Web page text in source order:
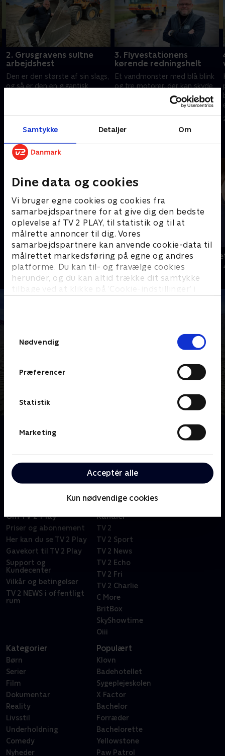
Samtykke Detaljer Om
Dine data og cookies
Vi bruger egne cookies og cookies fra
samarbejdspartnere for at give dig den bedste
oplevelse af TV 2 PLAY, til statistik og til at
målrette annoncer til dig. Vores
samarbejdspartnere kan anvende cookie-data til
målrettet markedsføring på egne og andres
platforme. Du kan til- og fravælge cookies
herunder, og du kan altid trække dit samtykke
tilbage ved at klikke på ’Cookie-indstillinger’ i
Nødvendig
Præferencer
Statistik
Marketing
Acceptér alle
Kun nødvendige cookies
2. Grusgravens sultne
arbejdshest
Den er den største af sin slags,
og så er den en gigantisk
hvordan går det, når en amatør
3. Flyvestationens
kørende redningshelt
Et vandmonster med blå blink
og tre motorer, der kan skyde
9.000 liter vand på bare to
minutter. Flyvestation Karup
huser brandbekæmpelsens
Andre så også
Julelys for millioner
2022 • Livsstil • 46 min
Jul på
2020 • Livsstil •
Om Giga
De er store, de er brølstærke, og så er de vanvittigt
Midt- og Vestjylland.
Om TV 2 Play
Priser og abonnement
Her kan du se TV 2 Play
Gavekort til TV 2 Play
Support og
Kundecenter
Vilkår og betingelser
TV 2 NEWS i offentligt
rum
Kanaler
TV 2
TV 2 Sport
TV 2 News
TV 2 Echo
TV 2 Fri
TV 2 Charlie
C More
BritBox
SkyShowtime
Oiii
Kategorier
Børn
Serier
Film
Dokumentar
Reality
Livsstil
Underholdning
Comedy
Nyheder
Populært
Klovn
Badehotellet
Sygeplejeskolen
X Factor
Bachelor
Forræder
Bachelorette
Yellowstone
Paw Patrol